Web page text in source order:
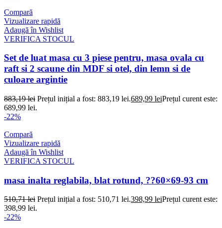
Compară
Vizualizare rapidă
Adaugă în Wishlist
VERIFICA STOCUL
Set de luat masa cu 3 piese pentru, masa ovala cu
raft si 2 scaune din MDF si otel, din lemn si de
culoare argintie
883,19lei Prețul inițial a fost: 883,19 lei.689,99 leiPrețul curent este:
689,99 lei.
-22%
Compară
Vizualizare rapidă
Adaugă în Wishlist
VERIFICA STOCUL
masa inalta reglabila, blat rotund, ??60×69-93 cm
510,71lei Prețul inițial a fost: 510,71 lei.398,99 leiPrețul curent este:
398,99 lei.
-22%